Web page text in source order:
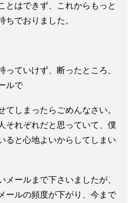
とはできず、これからもっと
ちでおりました。
っていけず、
断ったところ、
ルで
てしま ったらごめんなさい。
それぞれだと思っていて 、僕
ると心地よいからしてしまい
メールまで下さいましたが、
ールの頻度が下がり、今まで